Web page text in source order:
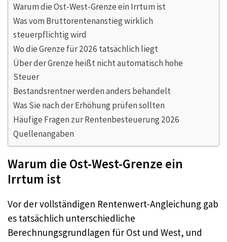
Warum die Ost-West-Grenze ein Irrtum ist
Was vom Bruttorentenanstieg wirklich
steuerpflichtig wird
Wo die Grenze für 2026 tatsächlich liegt
Über der Grenze heißt nicht automatisch hohe
Steuer
Bestandsrentner werden anders behandelt
Was Sie nach der Erhöhung prüfen sollten
Häufige Fragen zur Rentenbesteuerung 2026
Quellenangaben
Warum die Ost-West-Grenze ein
Irrtum ist
Vor der vollständigen Rentenwert-Angleichung gab
es tatsächlich unterschiedliche
Berechnungsgrundlagen für Ost und West, und